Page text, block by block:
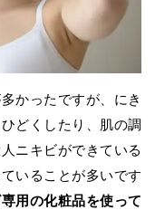
かったですが、にき
どくしたり、肌の調
ニキビができている
いることが多いです
用の化粧品を使って